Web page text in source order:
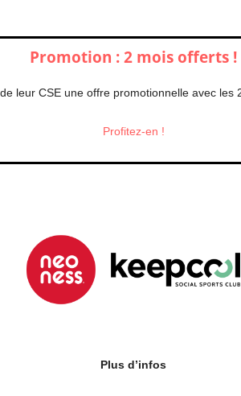
Promotion : 2 mois offerts !
leur CSE une offre promotionnelle avec
Profitez-en !
Plus d’infos